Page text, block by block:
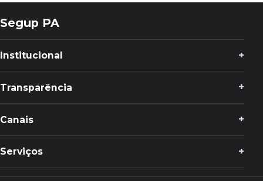
Segup PA
Institucional
Transparência
Canais
Serviços